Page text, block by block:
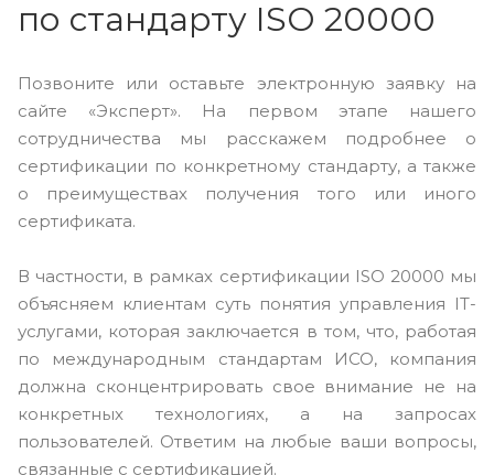
по стандарту ISO 20000
Позвоните или оставьте электронную заявку на
сайте «Эксперт». На первом этапе нашего
сотрудничества мы расскажем подробнее о
сертификации по конкретному стандарту, а также
о преимуществах получения того или иного
сертификата.
В частности, в рамках сертификации ISO 20000 мы
объясняем клиентам суть понятия управления IT-
услугами, которая заключается в том, что, работая
по международным стандартам ИСО, компания
должна сконцентрировать свое внимание не на
конкретных технологиях, а на запросах
пользователей. Ответим на любые ваши вопросы,
связанные с сертификацией.